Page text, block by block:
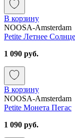
В корзину
NOOSA-Amsterdam
Petite Летнее
1 090 руб.
В корзину
NOOSA-Amsterdam
Petite Монета Пегас
1 090 руб.